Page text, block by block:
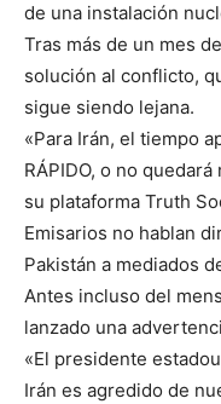
de una instalación
Tras más de un mes
solución al conflicto,
sigue siendo lejana.
«Para Irán, el tiempo
RÁPIDO, o no
su plataforma Truth
Emisarios no hablan
Pakistán a mediados
Antes incluso del
lanzado una
«El presidente
Irán es agredido de